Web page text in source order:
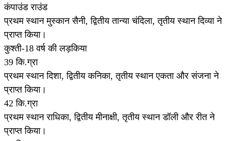
कंपाउंड राउंड
प्रथम स्थान मुस्कान सैनी, द्वितीय तान्या चंदिला, तृतीय स्थान दिव्या ने
प्राप्त किया।
कुश्ती-18 वर्ष की लड़किया
39 कि.ग्रा
प्रथम स्थान दिशा, द्वितीय कनिका, तृतीय स्थान एकता और संजना ने
प्राप्त किया।
42 कि.ग्रा
प्रथम स्थान राधिका, द्वितीय मीनाक्षी, तृतीय स्थान डॉली और रीत ने
प्राप्त किया।